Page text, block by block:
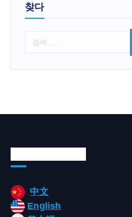
찾다
中文
English